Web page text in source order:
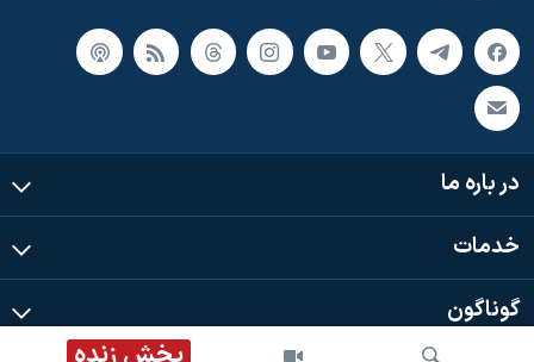
در باره ما
خدمات
گوناگون